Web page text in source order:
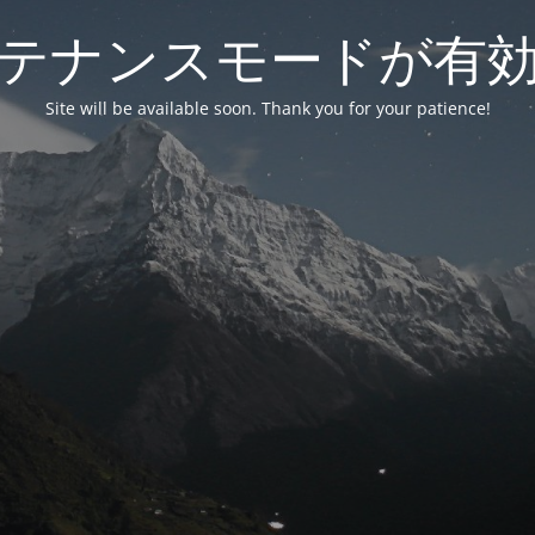
ナンスモードが有
Site will be available soon. Thank you for your patience!